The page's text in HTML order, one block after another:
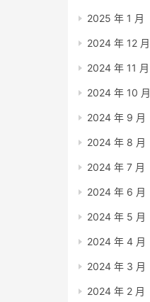
2025 年 1 月
2024 年 12 月
2024 年 11 月
2024 年 10 月
2024 年 9 月
2024 年 8 月
2024 年 7 月
2024 年 6 月
2024 年 5 月
2024 年 4 月
2024 年 3 月
2024 年 2 月